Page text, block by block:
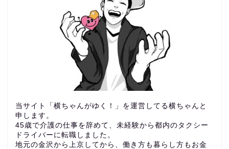
当サイト「横ちゃんがゆく！」を運営してる横ちゃんと
申します。
45歳で介護の仕事を辞めて、未経験から都内のタクシー
ドライバーに転職しました。
地元の金沢から上京してから、働き方も暮らし方もお金